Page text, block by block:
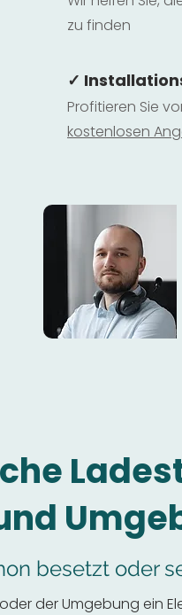
zu finden
✓
Profitieren Sie
kostenlosen
besetzt oder
der Umgebung ein